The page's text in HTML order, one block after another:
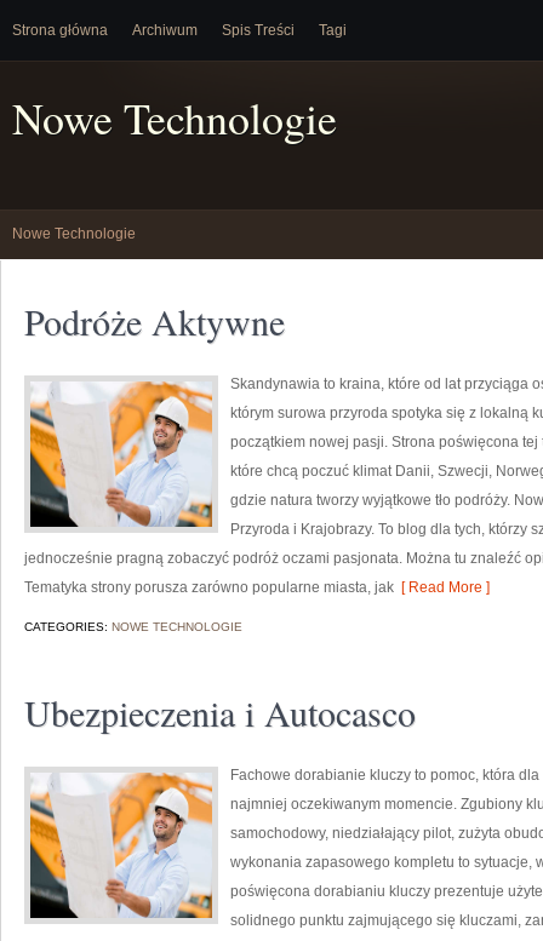
Strona główna Archiwum Spis Treści Tagi
Nowe Technologie
Nowe Technologie
Podróże Aktywne
Skandynawia to kraina, które od lat przyciąga
którym surowa przyroda spotyka się z lokalną
początkiem nowej pasji. Strona poświęcona
które chcą poczuć klimat Danii, Szwecji,
gdzie natura tworzy wyjątkowe tło podróży.
Przyroda i Krajobrazy. To blog dla tych, którzy
jednocześnie pragną zobaczyć podróż oczami pasjonata. Można tu znaleźć
Tematyka strony porusza zarówno popularne miasta, jak [ Read More ]
CATEGORIES: NOWE TECHNOLOGIE
Ubezpieczenia i Autocasco
Fachowe dorabianie kluczy to pomoc, która
najmniej oczekiwanym momencie. Zgubiony
samochodowy, niedziałający pilot, zużyta
wykonania zapasowego kompletu to sytuacje,
poświęcona dorabianiu kluczy prezentuje
solidnego punktu zajmującego się kluczami,